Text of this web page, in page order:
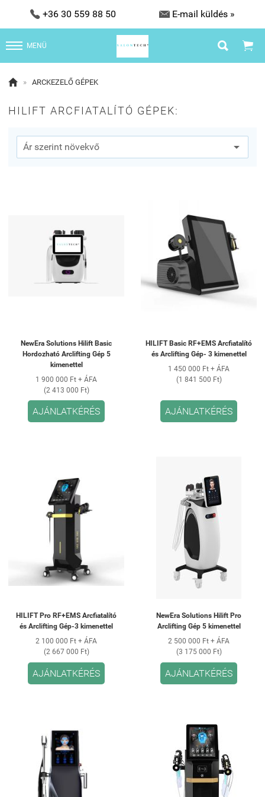
 +36 30 559 88 50  E-mail küldés »
MENÜ  
 » ARCKEZELŐ GÉPEK
HILIFT ARCFIATALÍTÓ GÉPEK:
NewEra Solutions Hilift Basic
Hordozható Arclifting Gép 5
kimenettel
1 900 000 Ft + ÁFA
(2 413 000 Ft)
AJÁNLATKÉRÉS
HILIFT Basic RF+EMS Arcfiatalító
és Arclifting Gép- 3 kimenettel
1 450 000 Ft + ÁFA
(1 841 500 Ft)
AJÁNLATKÉRÉS
HILIFT Pro RF+EMS Arcfiatalító
és Arclifting Gép-3 kimenettel
2 100 000 Ft + ÁFA
(2 667 000 Ft)
AJÁNLATKÉRÉS
NewEra Solutions Hilift Pro
Arclifting Gép 5 kimenettel
2 500 000 Ft + ÁFA
(3 175 000 Ft)
AJÁNLATKÉRÉS